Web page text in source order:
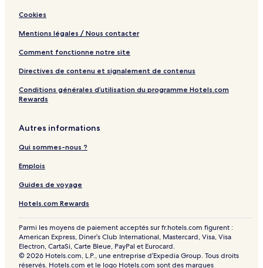
Cookies
Mentions légales / Nous contacter
Comment fonctionne notre site
Directives de contenu et signalement de contenus
Conditions générales d’utilisation du programme Hotels.com
Rewards
Autres informations
Qui sommes-nous ?
Emplois
Guides de voyage
Hotels.com Rewards
Parmi les moyens de paiement acceptés sur fr.hotels.com figurent :
American Express, Diner’s Club International, Mastercard, Visa, Visa
Electron, CartaSi, Carte Bleue, PayPal et Eurocard.
© 2026 Hotels.com, L.P., une entreprise d’Expedia Group. Tous droits
réservés. Hotels.com et le logo Hotels.com sont des marques